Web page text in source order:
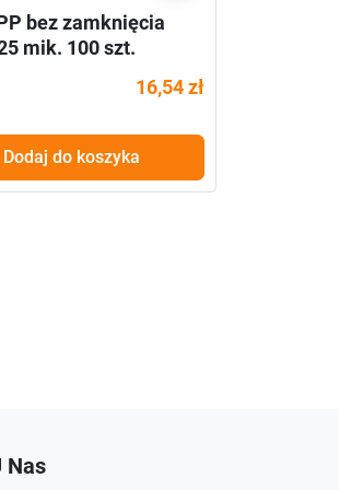
bez zamknięcia
mik. 100 szt.
16,54 zł
Dodaj do koszyka
Nas